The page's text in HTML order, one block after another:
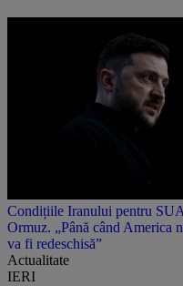
Condițiile Iranului pentru
Ormuz. „Până când America
va fi redeschisă”
Actualitate
IERI